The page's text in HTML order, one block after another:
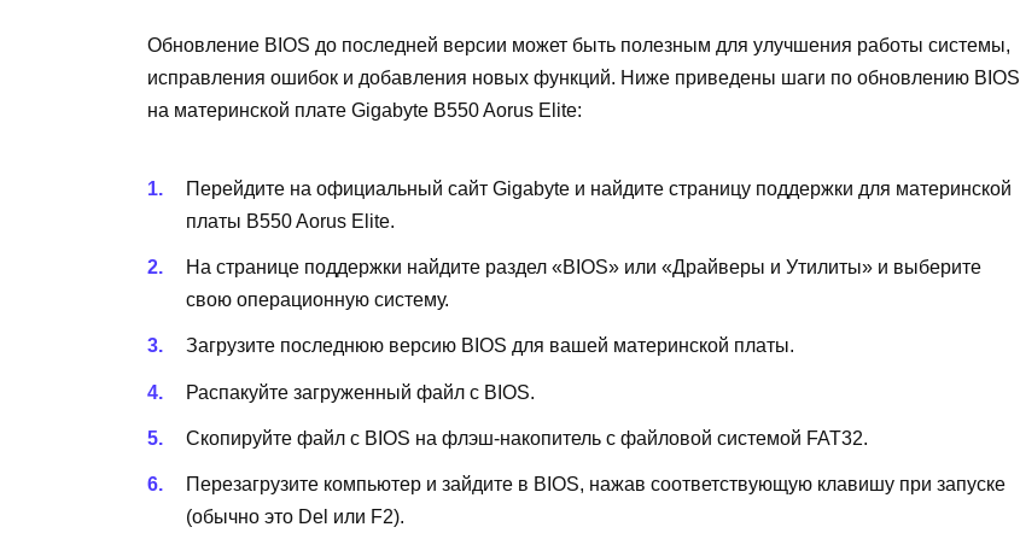
Обновление BIOS до последней версии может быть полезным для улучшения работы системы,
исправления ошибок и добавления новых функций. Ниже приведены шаги по обновлению BIOS
на материнской плате Gigabyte B550 Aorus Elite:
Перейдите на официальный сайт Gigabyte и найдите страницу поддержки для материнской
платы B550 Aorus Elite.
На странице поддержки найдите раздел «BIOS» или «Драйверы и Утилиты» и выберите
свою операционную систему.
Загрузите последнюю версию BIOS для вашей материнской платы.
Распакуйте загруженный файл с BIOS.
Скопируйте файл с BIOS на флэш-накопитель с файловой системой FAT32.
Перезагрузите компьютер и зайдите в BIOS, нажав соответствующую клавишу при запуске
(обычно это Del или F2).